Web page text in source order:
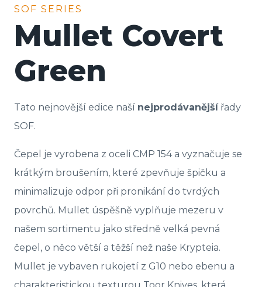
SOF SERIES
Mullet Covert
Green
Tato nejnovější edice naší nejprodávanějšířady
SOF.
Čepel je vyrobena z oceli CMP 154 a vyznačuje se
krátkým broušením, které zpevňuje špičku a
minimalizuje odpor při pronikání do tvrdých
povrchů. Mullet úspěšně vyplňuje mezeru v
našem sortimentu jako středně velká pevná
čepel, o něco větší a těžší než naše Krypteia.
Mullet je vybaven rukojetí z G10 nebo ebenu a